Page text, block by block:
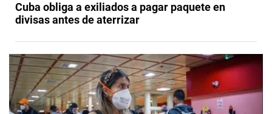
Cuba obliga a exiliados a pagar paquete en
divisas antes de aterrizar